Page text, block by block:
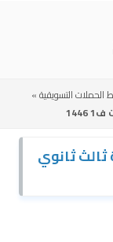
الحملات التسويقية»
ثانوي